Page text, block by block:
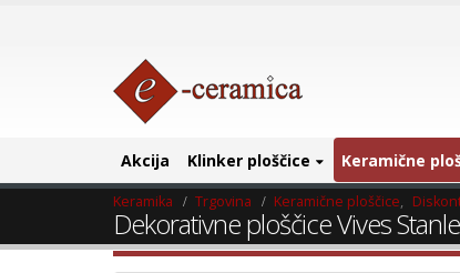
Akcija Klinker ploščice Keramične
Keramika Trgovina Keramične ploščice,
Dekorativne ploščice Vives